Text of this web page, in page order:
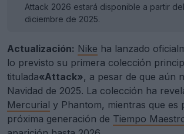
Attack 2026 estará disponible a partir
diciembre de 2025.
Actualización: Nike ha lanzado
lo previsto su primera colección
titulada«Attack», a pesar de que aún
Navidad de 2025. La colección ha
Mercurial y Phantom, mientras que es
próxima generación de Tiempo